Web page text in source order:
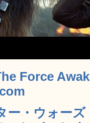
Force
ー・ウォー